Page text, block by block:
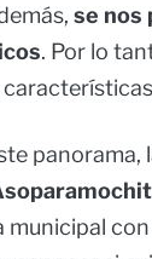
se nos
. Por lo
panorama,
municipal